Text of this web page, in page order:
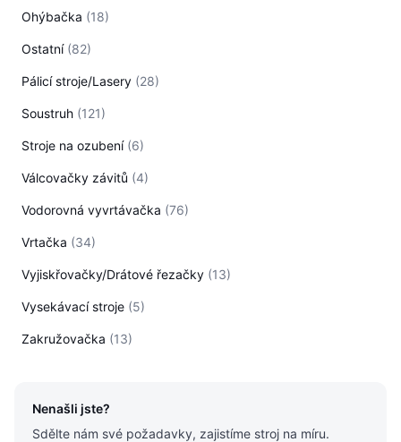
Ohýbačka (18)
Ostatní (82)
Pálicí stroje/Lasery (28)
Soustruh (121)
Stroje na ozubení (6)
Válcovačky závitů (4)
Vodorovná vyvrtávačka (76)
Vrtačka (34)
Vyjiskřovačky/Drátové řezačky (13)
Vysekávací stroje (5)
Zakružovačka (13)
Nenašli jste?
Sdělte nám své požadavky, zajistíme stroj na míru.